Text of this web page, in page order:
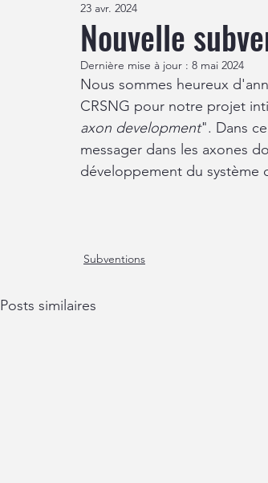
Nouvelle
23 avr. 2024
Dernière mise à jour : 8 mai 2024
Nous sommes heureux
CRSNG pour notre projet
axon development". Dans
messager dans les axones
développement du système
Subventions
Posts similaires